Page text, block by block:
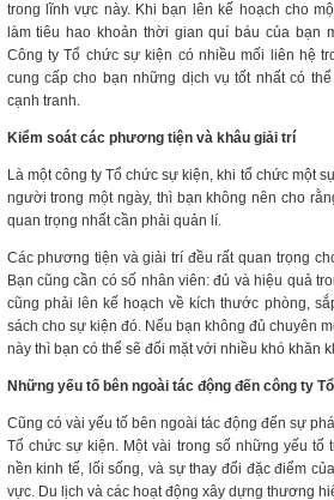
trong lĩnh vực này. Khi bạn lên kế hoạch cho
làm tiêu hao khoản thời gian quí báu của bạn
Công ty Tổ chức sự kiện có nhiều mối liên hệ
cung cấp cho bạn những dịch vụ tốt nhất có
cạnh tranh.
Kiểm soát các phương tiện và khâu giải trí
Là một công ty Tổ chức sự kiện, khi tổ chức một
người trong một ngày, thì bạn không nên cho
quan trọng nhất cần phải quản lí.
Các phương tiện và giải trí đều rất quan trọng
Bạn cũng cần có số nhân viên: đủ và hiệu quả
cũng phải lên kế hoạch về kích thước phòng,
sách cho sự kiện đó. Nếu bạn không đủ chuyên
này thì bạn có thể sẽ đối mặt với nhiều khó khăn
Những yếu tố bên ngoài tác động đến công ty
Cũng có vài yếu tố bên ngoài tác động đến sự
Tổ chức sự kiện. Một vài trong số những yếu tố
nền kinh tế, lối sống, và sự thay đổi đặc điểm
vực. Du lịch và các hoạt động xây dựng thương